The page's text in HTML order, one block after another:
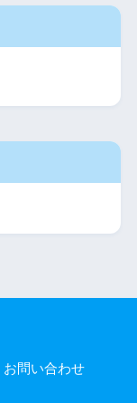
お問い合わせ